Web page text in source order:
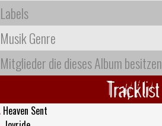
Labels
Musik Genre
Mitglieder die dieses Album besitzen
Tracklist
Heaven Sent